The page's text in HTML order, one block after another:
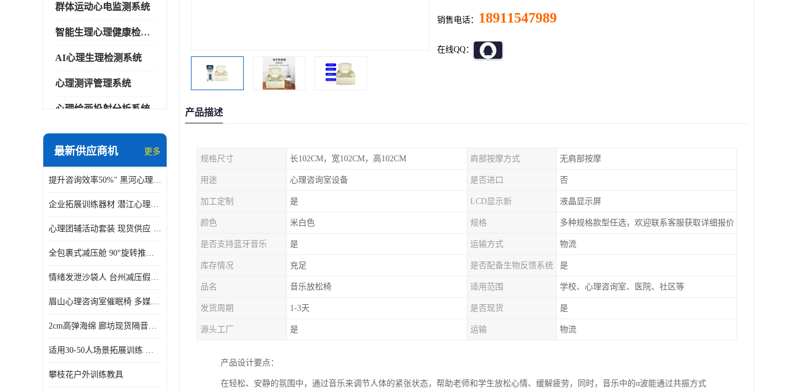
群体运动心电监测系统
智能生理心理健康检测系统
AI心理生理检测系统
心理测评管理系统
心理绘画投射分析系统
可变速催眠放松催眠套件
智能反馈训练系统
便携式生物反馈仪
最新供应商机 更多
提升咨询效率50%" 黑河心理沙盘系统
企业拓展训练器材 潜江心理训练教具带音乐套装 适用30-50人场景拓展训练
心理团辅活动套装 现货供应 安徽便携式铝合金教具箱
全包裹式减压舱 90°旋转推车 济源身心反馈系统价格
情绪发泄沙袋人 台州减压假人带底座 环保硅胶一体成型
眉山心理咨询室催眠椅 多媒体疗愈
2cm高弹海绵 廊坊现货隔音宣泄墙
适用30-50人场景拓展训练 泰州社区活动心理训练教具 校园素质拓展工具箱
攀枝花户外训练教具
销售电话： 18911547989
在线QQ：
产品描述
规格尺寸 长102CM，宽102CM，高102CM 肩部按摩方式 无肩部按摩
用途 心理咨询室设备 是否进口 否
加工定制 是 LCD显示新 液晶显示屏
颜色 米白色 规格 多种规格款型任选，欢迎联系客服获取详细报价
是否支持蓝牙音乐 是 运输方式 物流
库存情况 充足 是否配备生物反馈系统 是
品名 音乐放松椅 适用范围 学校、心理咨询室、医院、社区等
发货周期 1-3天 是否现货 是
源头工厂 是 运输 物流
产品设计要点：
在轻松、安静的氛围中，通过音乐来调节人体的紧张状态，帮助老师和学生放松心情、缓解疲劳，同时，音乐中的α波能通过共振方式